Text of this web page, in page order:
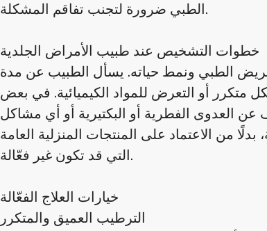
الطبي ضرورة لتجنب تفاقم المشكلة.
خطوات التشخيص عند طبيب الأمراض الجلدية
الطبي ونمط حياته. يسأل الطبيب عن مدة
متكرر أو التعرض للمواد الكيميائية. في بعض
العدوى الفطرية أو البكتيرية أو أي مشاكل
من الاعتماد على المنتجات المنزلية العامة
التي قد تكون غير فعّالة.
خيارات العلاج الفعّالة
الترطيب العميق والمتكرر